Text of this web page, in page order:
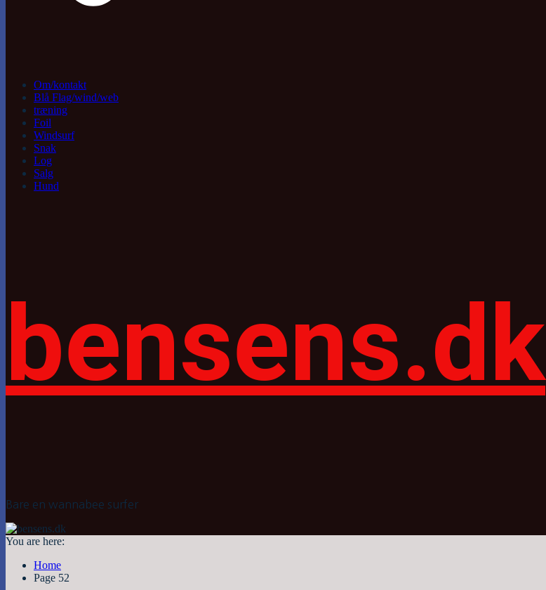
Om/kontakt
Blå Flag/wind/web
træning
Foil
Windsurf
Snak
Log
Salg
Hund
bensens.dk
Bare en wannabee surfer
You are here:
Home
Page 52